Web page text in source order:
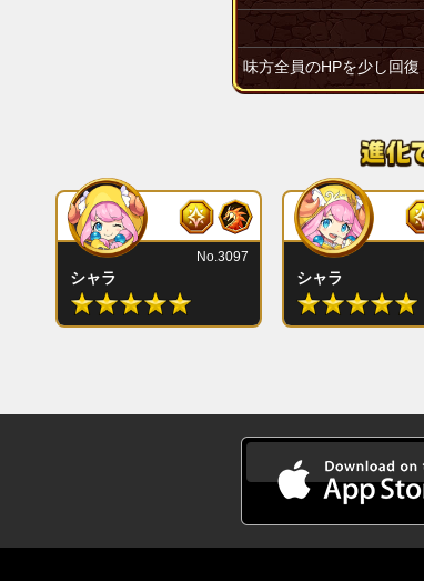
味方全員のHPを少し回復
シャラ
No.3097
シャラ